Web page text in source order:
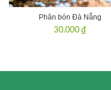
Phân bón Đà Nẵng
30.000 ₫